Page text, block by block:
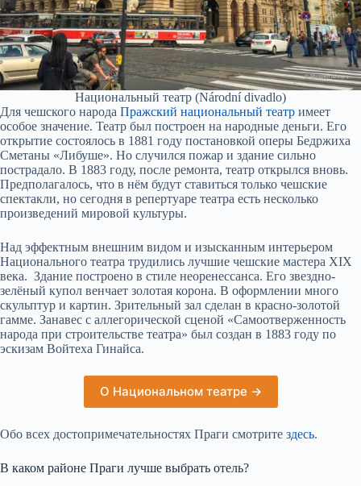
Национальный театр (Národní divadlo)
Для чешского народа Пражский национальный театр имеет
особое значение. Театр был построен на народные деньги. Его
открытие состоялось в 1881 году постановкой оперы Бедржиха
Сметаны «Либуше». Но случился пожар и здание сильно
пострадало. В 1883 году, после ремонта, театр открылся вновь.
Предполагалось, что в нём будут ставиться только чешские
спектакли, но сегодня в репертуаре театра есть несколько
произведений мировой культуры.
Над эффектным внешним видом и изысканным интерьером
Национального театра трудились лучшие чешские мастера XIX
века. Здание построено в стиле неоренессанса. Его звездно-
зелёный купол венчает золотая корона. В оформлении много
скульптур и картин. Зрительный зал сделан в красно-золотой
гамме. Занавес с аллегорической сценой «Самоотверженность
народа при строительстве театра» был создан в 1883 году по
эскизам Войтеха Гинайса.
О Национальном театре →
Обо всех достопримечательностях Праги смотрите здесь.
В каком районе Праги лучше выбрать отель?